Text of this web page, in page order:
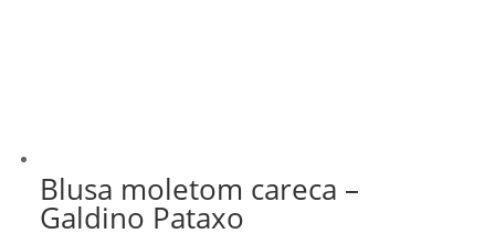
Blusa moletom careca –
Galdino Pataxo